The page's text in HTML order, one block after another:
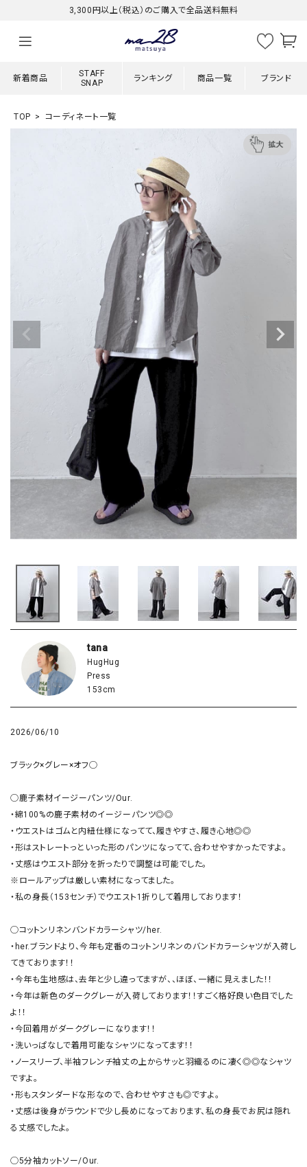
3,300円以上（税込）のご購入で全品送料無料
新着商品
STAFF
SNAP
ランキング 商品一覧 ブランド
TOP コーディネート一覧
tana
HugHug
Press
153cm
2026/06/10
ブラック×グレー×オフ◯
◯鹿子素材イージーパンツ/Our.
・綿100%の鹿子素材のイージーパンツ◎◎
・ウエストはゴムと内紐仕様になってて、履きやすさ、履き心地◎◎
・形はストレートっといった形のパンツになってて、合わせやすかったですよ。
・丈感はウエスト部分を折ったりで調整は可能でした。
※ロールアップは厳しい素材になってました。
・私の身長（153センチ）でウエスト1折りして着用しております！
◯コットンリネンバンドカラーシャツ/her.
・her.ブランドより、今年も定番のコットンリネンのバンドカラーシャツが入荷し
てきております！！
・今年も生地感は、去年と少し違ってますが、、ほぼ、一緒に見えました！！
・今年は新色のダークグレーが入荷しております！！すごく格好良い色目でした
よ！！
・今回着用がダークグレーになります！！
・洗いっぱなしで着用可能なシャツになってます！！
・ノースリーブ、半袖フレンチ袖丈の上からサッと羽織るのに凄く◎◎なシャツ
ですよ。
・形もスタンダードな形なので、合わせやすさも◎ですよ。
・丈感は後身がラウンドで少し長めになっております、私の身長でお尻は隠れ
る丈感でしたよ。
◯5分袖カットソー/Our.